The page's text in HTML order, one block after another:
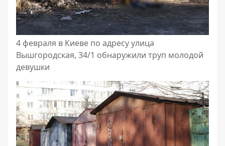
4 февраля в Киеве по адресу улица
Вышгородская, 34/1 обнаружили труп молодой
девушки